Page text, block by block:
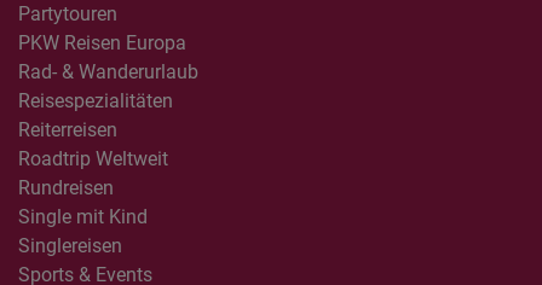
Partytouren
PKW Reisen Europa
Rad- & Wanderurlaub
Reisespezialitäten
Reiterreisen
Roadtrip Weltweit
Rundreisen
Single mit Kind
Singlereisen
Sports & Events